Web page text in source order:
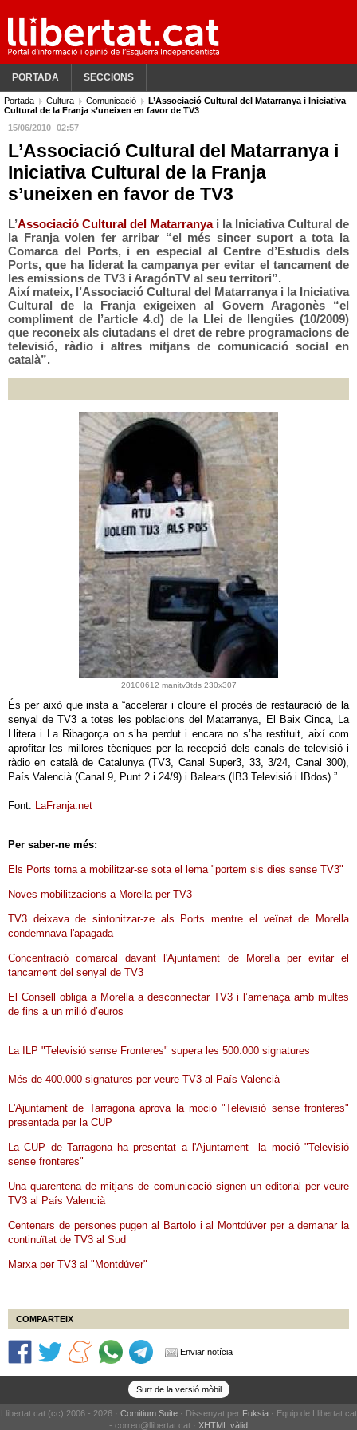
PORTADA SECCIONS
Portada Cultura Comunicació
L’Associació Cultural del Matarranya i Iniciativa
Cultural de la Franja s’uneixen en favor de TV3
15/06/2010 02:57
L’Associació Cultural del Matarranya i
Iniciativa Cultural de la Franja
s’uneixen en favor de TV3
L’Associació Cultural del Matarranyai la Iniciativa Cultural de
la Franja volen fer arribar “el més sincer suport a tota la
Comarca del Ports, i en especial al Centre d’Estudis dels
Ports, que ha liderat la campanya per evitar el tancament de
les emissions de TV3 i AragónTV al seu territori”.
Així mateix, l’Associació Cultural del Matarranya i la Iniciativa
Cultural de la Franja exigeixen al Govern Aragonès “el
compliment de l’article 4.d) de la Llei de llengües (10/2009)
que reconeix als ciutadans el dret de rebre programacions de
televisió, ràdio i altres mitjans de comunicació social en
català”.
20100612 manitv3tds 230x307
És per això que insta a “accelerar i cloure el procés de restauració de la
senyal de TV3 a totes les poblacions del Matarranya, El Baix Cinca, La
Llitera i La Ribagorça on s’ha perdut i encara no s’ha restituit, així com
aprofitar les millores tècniques per la recepció dels canals de televisió i
ràdio en català de Catalunya (TV3, Canal Super3, 33, 3/24, Canal 300),
País Valencià (Canal 9, Punt 2 i 24/9) i Balears (IB3 Televisió i IBdos).”
Font: LaFranja.net
Per saber-ne més:
Els Ports torna a mobilitzar-se sota el lema "portem sis dies sense TV3"
Noves mobilitzacions a Morella per TV3
TV3 deixava de sintonitzar-ze als Ports mentre el veïnat de Morella
condemnava l'apagada
Concentració comarcal davant l'Ajuntament de Morella per evitar el
tancament del senyal de TV3
El Consell obliga a Morella a desconnectar TV3 i l’amenaça amb multes
de fins a un milió d’euros
La ILP "Televisió sense Fronteres" supera les 500.000 signatures
Més de 400.000 signatures per veure TV3 al País Valencià
L'Ajuntament de Tarragona aprova la moció "Televisió sense fronteres"
presentada per la CUP
La CUP de Tarragona ha presentat a l'Ajuntament la moció "Televisió
sense fronteres"
Una quarentena de mitjans de comunicació signen un editorial per veure
TV3 al País Valencià
Centenars de persones pugen al Bartolo i al Montdúver per a demanar la
continuïtat de TV3 al Sud
Marxa per TV3 al "Montdúver"
COMPARTEIX
Enviar notícia
Surt de la versió mòbil
Llibertat.cat (cc) 2006 - 2026 · Comitium Suite· Dissenyat per Fuksia· Equip de Llibertat.cat
- correu@llibertat.cat · XHTML vàlid